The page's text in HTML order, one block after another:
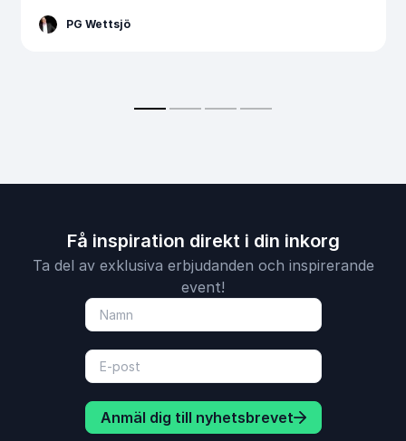
PG Wettsjö
Få inspiration direkt i din inkorg
Ta del av exklusiva erbjudanden och inspirerande
event!
Anmäl dig till nyhetsbrevet